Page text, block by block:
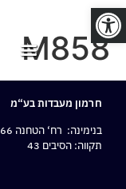
פתח סרגל נגישות
M858
חרמון מעבדות בע“מ
בנימינה: רח‘ הטחנה 66 ת.ד 23 מיקוד 3055001,
תקווה: הסיבים 43